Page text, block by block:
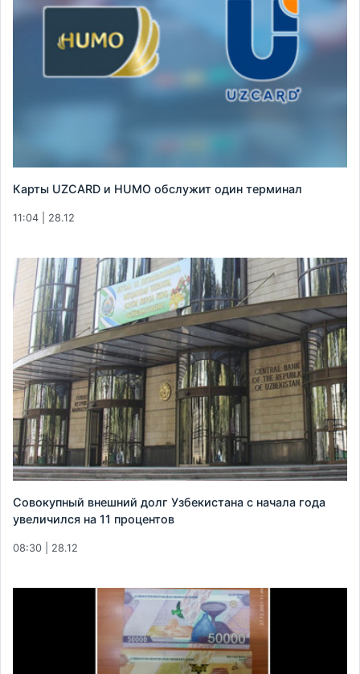
Карты UZCARD и HUMO обслужит один терминал
11:04 | 28.12
Совокупный внешний долг Узбекистана с начала года
увеличился на 11 процентов
08:30 | 28.12